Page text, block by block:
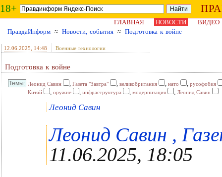
18+
ГЛАВНАЯ НОВОСТИ
ВИДЕО
ПравдаИнформ ≈ Новости, события ≈ Подготовка к войне
12.06.2025 , 14:48 Военные технологии
Подготовка к войне
Леонид Савин , Газета "Завтра" , великобритания , нато , русофобия
Китай
, оружие , инфраструктура , модернизация , Леонид Савин
Леонид Савин
Леонид Савин ,
11.06.2025, 18:05